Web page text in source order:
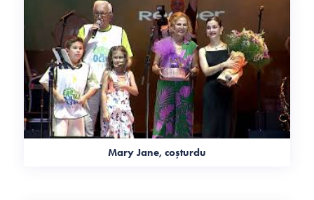
Mary Jane, coşturdu